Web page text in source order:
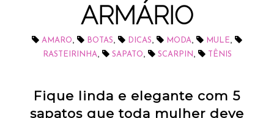
ARMÁRIO
AMARO BOTAS DICAS MODA MULE
RASTEIRINHA SAPATO SCARPIN TÊNIS
Fique linda e elegante com 5
sapatos que toda mulher deve